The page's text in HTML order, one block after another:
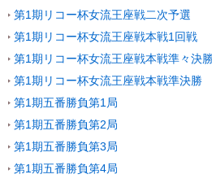
第1期リコー杯女流王座戦二次予選
第1期リコー杯女流王座戦本戦1回戦
第1期リコー杯女流王座戦本戦準々決
第1期リコー杯女流王座戦本戦準決勝
第1期五番勝負第1局
第1期五番勝負第2局
第1期五番勝負第3局
第1期五番勝負第4局